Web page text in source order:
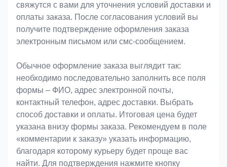
свяжутся с вами для уточнения условий доставки и
оплаты заказа. После согласования условий вы
получите подтверждение оформления заказа
электронным письмом или смс-сообщением.
Обычное оформление заказа выглядит так:
необходимо последовательно заполнить все поля
формы – ФИО, адрес электронной почты,
контактный телефон, адрес доставки. Выбрать
способ доставки и оплаты. Итоговая цена будет
указана внизу формы заказа. Рекомендуем в поле
«комментарии к заказу» указать информацию,
благодаря которому курьеру будет проще вас
найти. Для подтверждения нажмите кнопку